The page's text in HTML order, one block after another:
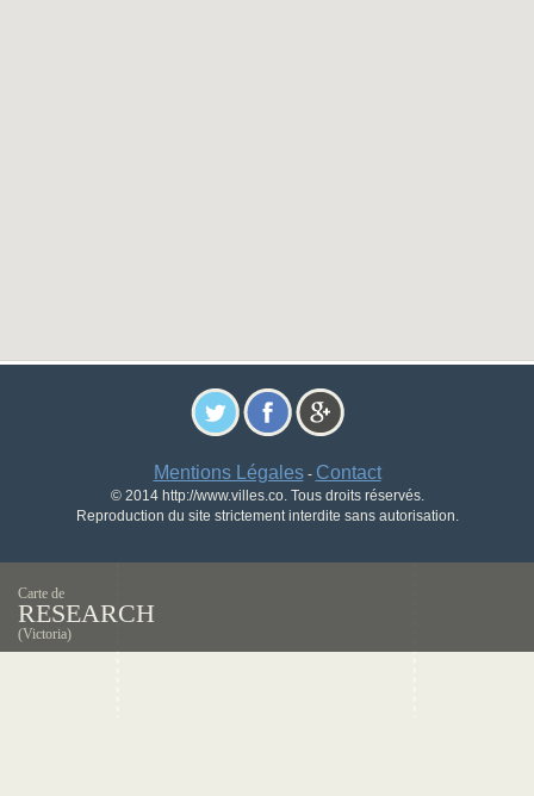
Mentions Légales- Contact
© 2014 http://www.villes.co. Tous droits réservés.
Reproduction du site strictement interdite sans autorisation.
Carte de
RESEARCH
(Victoria)